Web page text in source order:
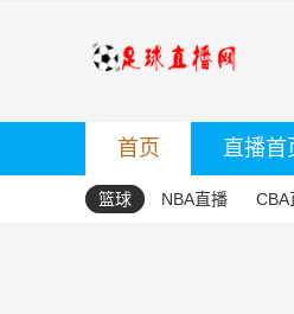
首页 直播首
篮球 NBA直播 CBA